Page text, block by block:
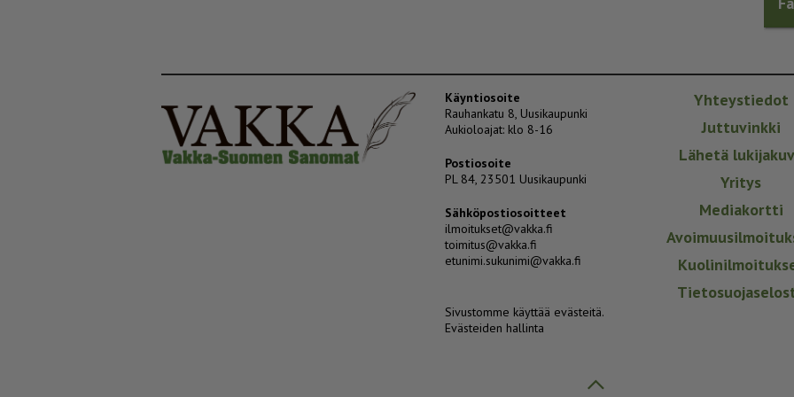
Käyntiosoite
Rauhankatu 8, Uusikaupunki
Aukioloajat: klo 8-16
Postiosoite
PL 84, 23501 Uusikaupunki
Sähköpostiosoitteet
ilmoitukset@vakka.fi
toimitus@vakka.fi
etunimi.sukunimi@vakka.fi
Sivustomme käyttää evästeitä.
Evästeiden hallinta
Yhteystiedot
Juttuvinkki
Lähetä
Yritys
Mediakortti